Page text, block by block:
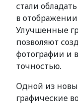
стали
в
Улучшенные
позволяют
фотографии и
точностью.
Одной из
графические